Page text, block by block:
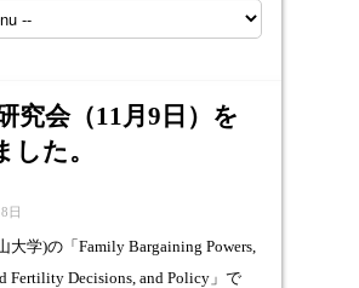
究会（11月9日）を
した。
日
大学)の「Family Bargaining Powers,
Fertility Decisions, and Policy」で